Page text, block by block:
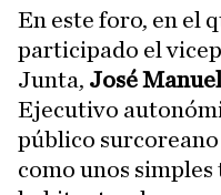
En este foro, en el
participado el
Junta, José
Ejecutivo
público surcoreano
como unos